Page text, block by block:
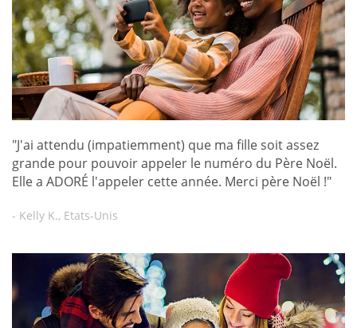
"J'ai attendu (impatiemment) que ma fille soit assez
grande pour pouvoir appeler le numéro du Père Noël.
Elle a ADORÉ l'appeler cette année. Merci père Noël !"
- Kelly K., Etats-Unis